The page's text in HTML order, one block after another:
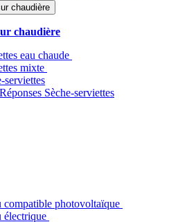
chaudière
chaudière
eau chaude
mixte
serviettes
Sèche-serviettes
compatible photovoltaïque
électrique